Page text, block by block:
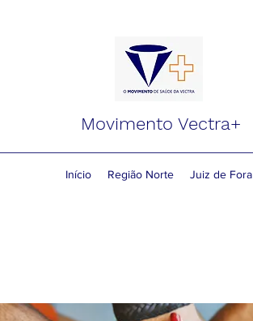
Movimento Vectra+
Início Região Norte Juiz de Fora